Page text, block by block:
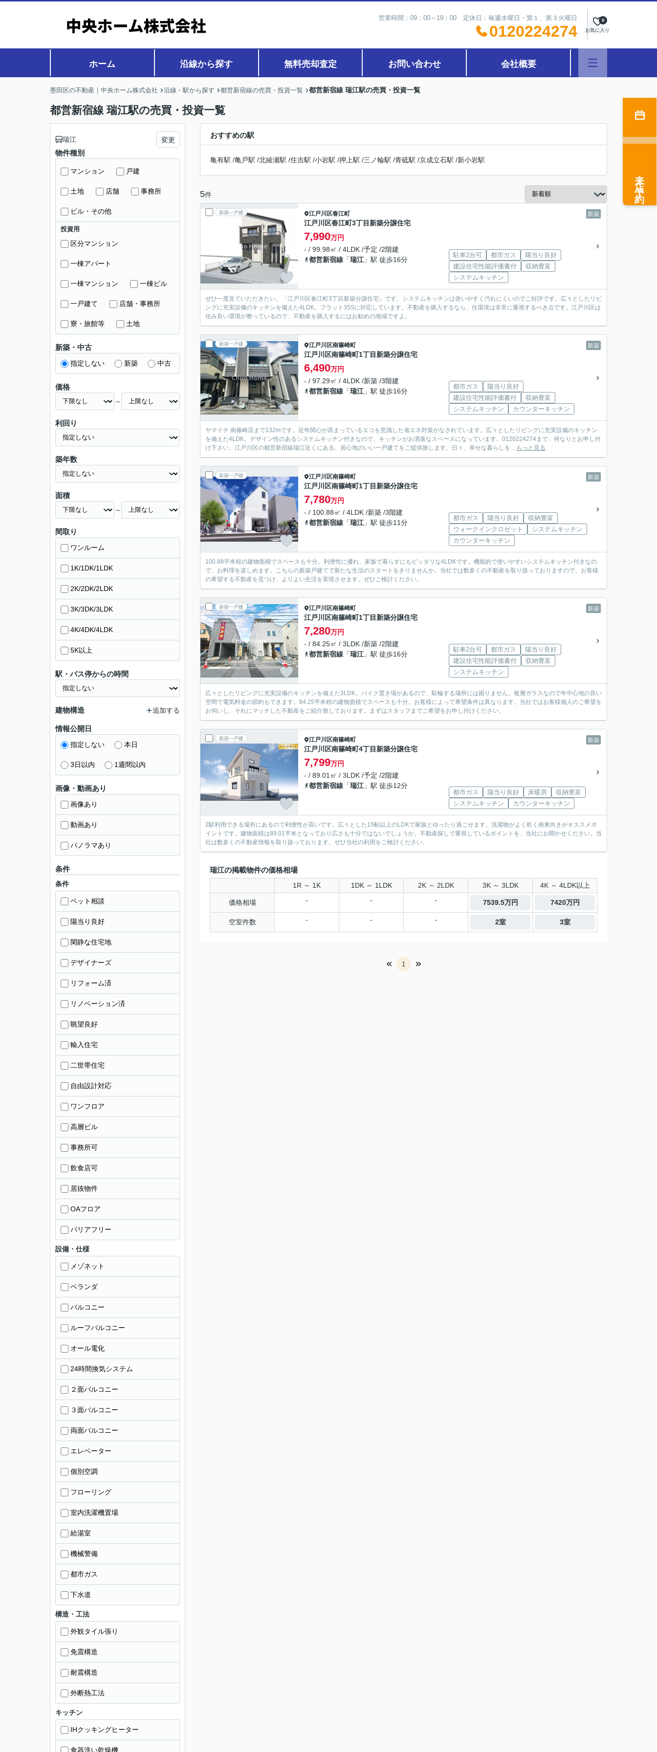
営業時間：09：00～19：00 定休日：毎週水曜日・第１、第３火曜日
0120224274 お気に入り
0
ホーム 沿線から探す 無料売却査定 お問い合わせ 会社概要
墨田区の不動産｜中央ホーム株式会社 沿線・駅から探す 都営新宿線の売買・投資一覧 都営新宿線 瑞江駅の売買・投資一覧
都営新宿線 瑞江駅の売買・投資一覧
おすすめの駅
亀有駅 /亀戸駅 /北綾瀬駅 /住吉駅 /小岩駅 /押上駅 /三ノ輪駅 /青砥駅 /京成立石駅 /新小岩駅
5件
新築一戸建 新築
江戸川区春江町
江戸川区春江町3丁目新築分譲住宅
7,990万円
- / 99.98㎡ / 4LDK /予定 /2階建
都営新宿線 「瑞江 」駅 徒歩16分
駐車2台可 都市ガス
陽当り良好
建設住宅性能評価書付
収納豊富
システムキッチン
ぜひ一度見ていただきたい、「江戸川区春江町3丁目新築分譲住宅」です。システムキッチンは使いやすく汚れにくいのでご好評です。広々としたリビ
ングに充実設備のキッチンを備えた4LDK。フラット35Sに対応しています。不動産を購入するなら、住環境は非常に重視するべき点です。江戸川区は
住み良い環境が整っているので、不動産を購入するにはお勧めの地域ですよ。
新築一戸建 新築
江戸川区南篠崎町
江戸川区南篠崎町1丁目新築分譲住宅
6,490万円
- / 97.29㎡ / 4LDK /新築 /3階建
都営新宿線 「瑞江 」駅 徒歩16分
都市ガス
陽当り良好
建設住宅性能評価書付
収納豊富
システムキッチン
カウンターキッチン
ヤマイチ 南篠崎店まで132mです。近年関心が高まっているエコを意識した省エネ対策がなされています。広々としたリビングに充実設備のキッチン
を備えた4LDK。デザイン性のあるシステムキッチン付きなので、キッチンがお洒落なスペースになっています。0120224274まで、何なりとお申し付
け下さい。江戸川区の都営新宿線瑞江近くにある、居心地のいい一戸建てをご提供致します。日々、幸せな暮らしを... もっと見る
新築一戸建 新築
江戸川区南篠崎町
江戸川区南篠崎町1丁目新築分譲住宅
7,780万円
- / 100.88㎡ / 4LDK /新築 /3階建
都営新宿線 「瑞江 」駅 徒歩11分
都市ガス 陽当り良好
収納豊富
ウォークインクロゼット
システムキッチン
カウンターキッチン
100.88平米程の建物面積でスペースも十分。利便性に優れ、家族で暮らすにもピッタリな4LDKです。機能的で使いやすいシステムキッチン付きなの
で、お料理を楽しめます。こちらの新築戸建てで新たな生活のスタートをきりませんか。当社では数多くの不動産を取り扱っておりますので、お客様
の希望する不動産を見つけ、よりよい生活を実現させます。ぜひご検討ください。
新築一戸建 新築
江戸川区南篠崎町
江戸川区南篠崎町1丁目新築分譲住宅
7,280万円
- / 84.25㎡ / 3LDK /新築 /2階建
都営新宿線 「瑞江 」駅 徒歩16分
駐車2台可 都市ガス
陽当り良好
建設住宅性能評価書付
収納豊富
システムキッチン
広々としたリビングに充実設備のキッチンを備えた3LDK。バイク置き場があるので、駐輪する場所には困りません。複層ガラスなので年中心地の良い
空間で電気料金の節約もできます。84.25平米程の建物面積でスペースも十分。お客様によって希望条件は異なります。当社ではお客様個人のご希望を
お伺いし、それにマッチした不動産をご紹介致しております。まずはスタッフまでご希望をお申し付けください。
新築一戸建 新築
江戸川区南篠崎町
江戸川区南篠崎町4丁目新築分譲住宅
7,799万円
- / 89.01㎡ / 3LDK /予定 /2階建
都営新宿線 「瑞江 」駅 徒歩12分
都市ガス 陽当り良好 床暖房
収納豊富
システムキッチン
カウンターキッチン
2駅利用できる場所にあるので利便性が高いです。広々とした15帖以上のLDKで家族とゆったり過ごせます。洗濯物がよく乾く南東向きがオススメポ
イントです。建物面積は89.01平米となっており広さも十分ではないでしょうか。不動産探しで重視しているポイントを、当社にお聞かせください。当
社は数多くの不動産情報を取り扱っております。ぜひ当社の利用をご検討ください。
瑞江の掲載物件の価格相場
1R ～ 1K 1DK ～ 1LDK 2K ～ 2LDK 3K ～ 3LDK 4K ～ 4LDK以上
価格相場 - - - 7539.5万円 7420万円
空室件数 - - - 2室 3室
1
瑞江 変更
物件種別
マンション 戸建
土地 店舗 事務所
ビル・その他
投資用
区分マンション
一棟アパート
一棟マンション 一棟ビル
一戸建て 店舗・事務所
寮・旅館等 土地
新築・中古
指定しない 新築 中古
価格
～
利回り
築年数
面積
～
間取り
ワンルーム
1K/1DK/1LDK
2K/2DK/2LDK
3K/3DK/3LDK
4K/4DK/4LDK
5K以上
駅・バス停からの時間
建物構造 追加する
情報公開日
指定しない 本日
3日以内 1週間以内
画像・動画あり
画像あり
動画あり
パノラマあり
条件
条件
ペット相談
陽当り良好
閑静な住宅地
デザイナーズ
リフォーム済
リノベーション済
眺望良好
輸入住宅
二世帯住宅
自由設計対応
ワンフロア
高層ビル
事務所可
飲食店可
居抜物件
OAフロア
バリアフリー
設備・仕様
メゾネット
ベランダ
バルコニー
ルーフバルコニー
オール電化
24時間換気システム
２面バルコニー
３面バルコニー
両面バルコニー
エレベーター
個別空調
フローリング
室内洗濯機置場
給湯室
機械警備
都市ガス
下水道
構造・工法
外観タイル張り
免震構造
耐震構造
外断熱工法
キッチン
IHクッキングヒーター
食器洗い乾燥機
来店予約